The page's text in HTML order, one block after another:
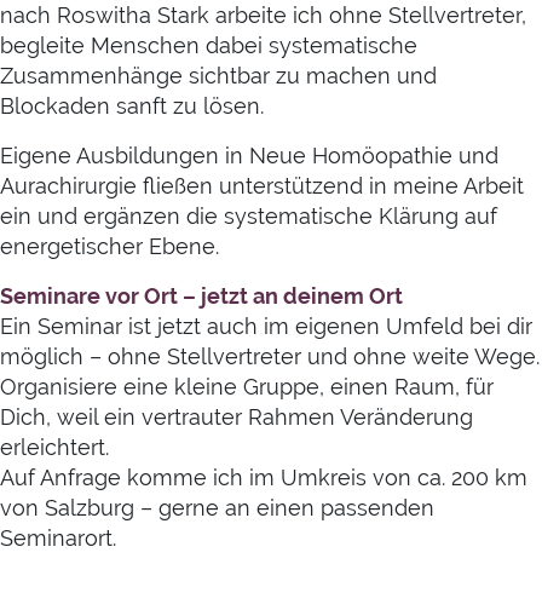
nach Roswitha Stark arbeite ich ohne Stellvertreter,
begleite Menschen dabei systematische
Zusammenhänge sichtbar zu machen und
Blockaden sanft zu lösen.
Eigene Ausbildungen in Neue Homöopathie und
Aurachirurgie fließen unterstützend in meine Arbeit
ein und ergänzen die systematische Klärung auf
energetischer Ebene.
Seminare vor Ort – jetzt an deinem Ort
Ein Seminar ist jetzt auch im eigenen Umfeld bei dir
möglich – ohne Stellvertreter und ohne weite Wege.
Organisiere eine kleine Gruppe, einen Raum, für
Dich, weil ein vertrauter Rahmen Veränderung
erleichtert.
Auf Anfrage komme ich im Umkreis von ca. 200 km
von Salzburg – gerne an einen passenden
Seminarort.